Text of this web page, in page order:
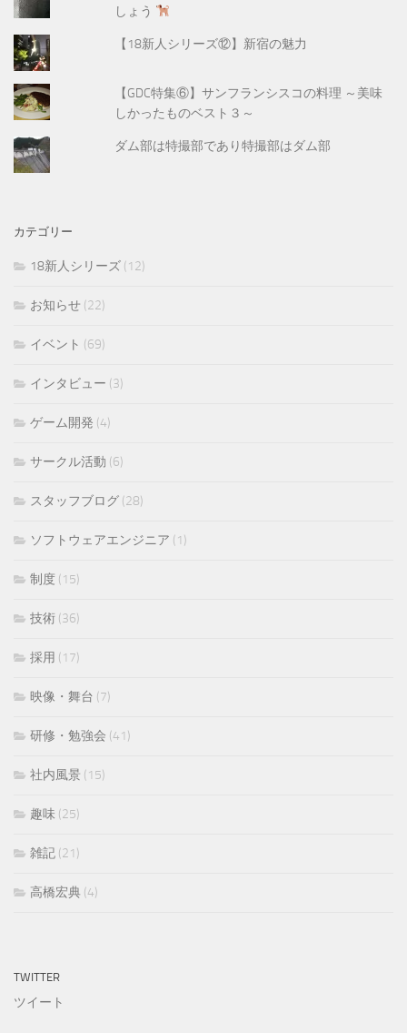
しょう
【18新人シリーズ⑫】新宿の魅力
【GDC特集⑥】サンフランシスコの料理 ～美味
しかったものベスト３～
ダム部は特撮部であり特撮部はダム部
カテゴリー
18新人シリーズ (12)
お知らせ (22)
イベント (69)
インタビュー (3)
ゲーム開発 (4)
サークル活動 (6)
スタッフブログ (28)
ソフトウェアエンジニア (1)
制度 (15)
技術 (36)
採用 (17)
映像・舞台 (7)
研修・勉強会 (41)
社内風景 (15)
趣味 (25)
雑記 (21)
高橋宏典 (4)
TWITTER
ツイート